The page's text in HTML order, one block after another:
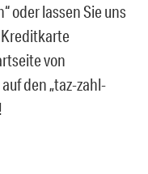
oder lassen Sie uns
von
den „taz-zahl-